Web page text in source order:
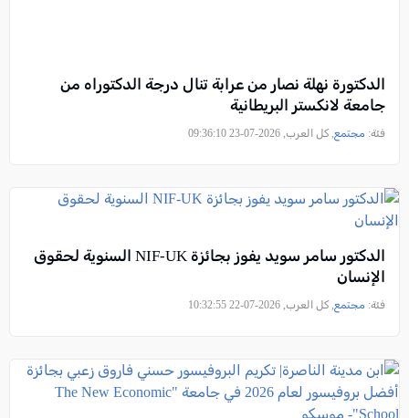
الدكتورة نهلة نصار من عرابة تنال درجة الدكتوراه من
جامعة لانكستر البريطانية
فئة: مجتمع, كل العرب, 2026-07-23 09:36:10
الدكتور سامر سويد يفوز بجائزة NIF-UK السنوية لحقوق
الإنسان
فئة: مجتمع, كل العرب, 2026-07-22 10:32:55